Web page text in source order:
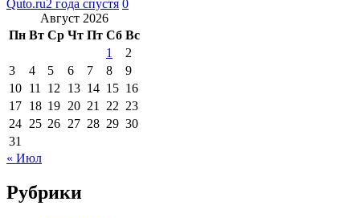
Quto.ru2 года спустя 0
Август 2026
Пн Вт Ср Чт Пт Сб Вс
1
2
3
4 5 6 7 8
9
10 11 12 13 14 15 16
17 18 19 20 21 22 23
24 25 26 27 28 29 30
31
« Июл
Рубрики